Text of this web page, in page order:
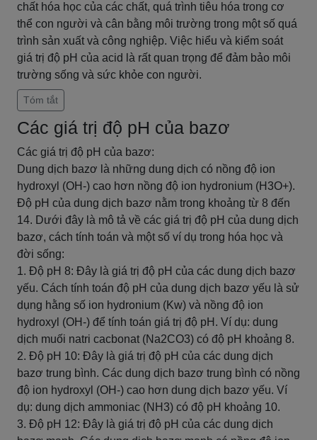
chất hóa học của các chất, quá trình tiêu hóa trong cơ
thể con người và cân bằng môi trường trong một số quá
trình sản xuất và công nghiệp. Việc hiểu và kiểm soát
giá trị độ pH của acid là rất quan trọng để đảm bảo môi
trường sống và sức khỏe con người.
Tóm tắt
Các giá trị độ pH của bazơ
Các giá trị độ pH của bazơ:
Dung dịch bazơ là những dung dịch có nồng độ ion
hydroxyl (OH-) cao hơn nồng độ ion hydronium (H3O+).
Độ pH của dung dịch bazơ nằm trong khoảng từ 8 đến
14. Dưới đây là mô tả về các giá trị độ pH của dung dịch
bazơ, cách tính toán và một số ví dụ trong hóa học và
đời sống:
1. Độ pH 8: Đây là giá trị độ pH của các dung dịch bazơ
yếu. Cách tính toán độ pH của dung dịch bazơ yếu là sử
dụng hằng số ion hydronium (Kw) và nồng độ ion
hydroxyl (OH-) để tính toán giá trị độ pH. Ví dụ: dung
dịch muối natri cacbonat (Na2CO3) có độ pH khoảng 8.
2. Độ pH 10: Đây là giá trị độ pH của các dung dịch
bazơ trung bình. Các dung dịch bazơ trung bình có nồng
độ ion hydroxyl (OH-) cao hơn dung dịch bazơ yếu. Ví
dụ: dung dịch ammoniac (NH3) có độ pH khoảng 10.
3. Độ pH 12: Đây là giá trị độ pH của các dung dịch